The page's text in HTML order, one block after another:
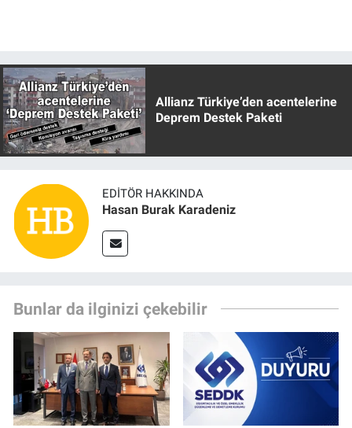
Allianz Türkiye’den acentelerine
Deprem Destek Paketi
EDITÖR HAKKINDA
Hasan Burak Karadeniz
Bunlar da ilginizi çekebilir